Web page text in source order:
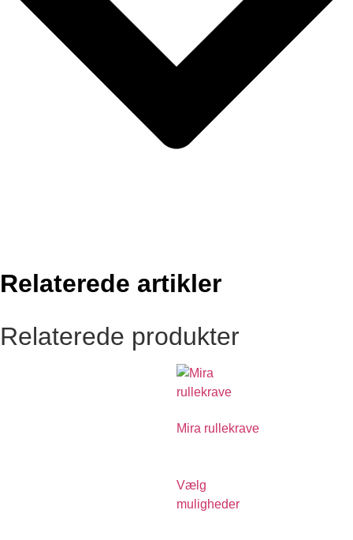
Relaterede artikler
Relaterede produkter
Mira rullekrave
Vælg
muligheder